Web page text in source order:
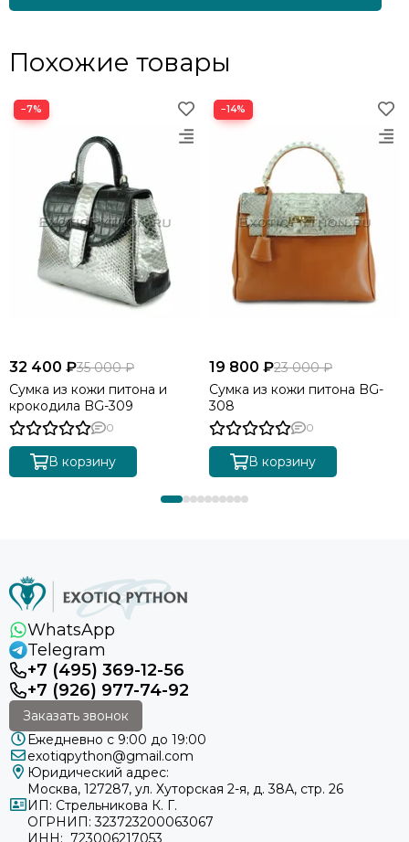
Похожие товары
−7%
32 400 ₽35 000 ₽
Сумка из кожи питона и
крокодила BG-309
0
В корзину
−14%
19 800 ₽23 000 ₽
Сумка из кожи питона BG-
308
0
В корзину
WhatsApp
Telegram
+7 (495) 369-12-56
+7 (926) 977-74-92
Заказать звонок
Ежедневно с 9:00 до 19:00
exotiqpython@gmail.com
Юридический адрес:
Москва, 127287, ул. Хуторская 2-я, д. 38А, стр. 26
ИП: Стрельникова К. Г.
ОГРНИП: 323723200063067
ИНН: 723006217053